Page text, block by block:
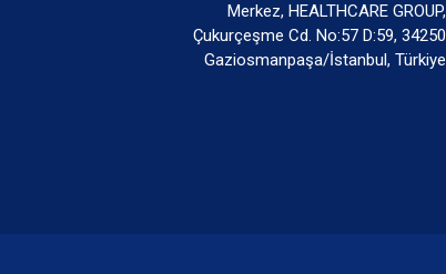
Merkez, HEALTHCARE GROUP,
Çukurçeşme Cd. No:57 D:59, 34250
Gaziosmanpaşa/İstanbul, Türkiye